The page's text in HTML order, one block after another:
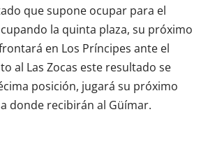
que supone ocupar para el
la quinta plaza, su próximo
en Los Príncipes ante el
al Las Zocas este resultado se
posición, jugará su próximo
donde recibirán al Güímar.